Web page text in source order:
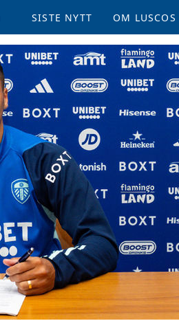
SISTE NYTT OM LUSCOS
ÅRSMØTE
LUSCOS
GLADE FOND
LOKALE